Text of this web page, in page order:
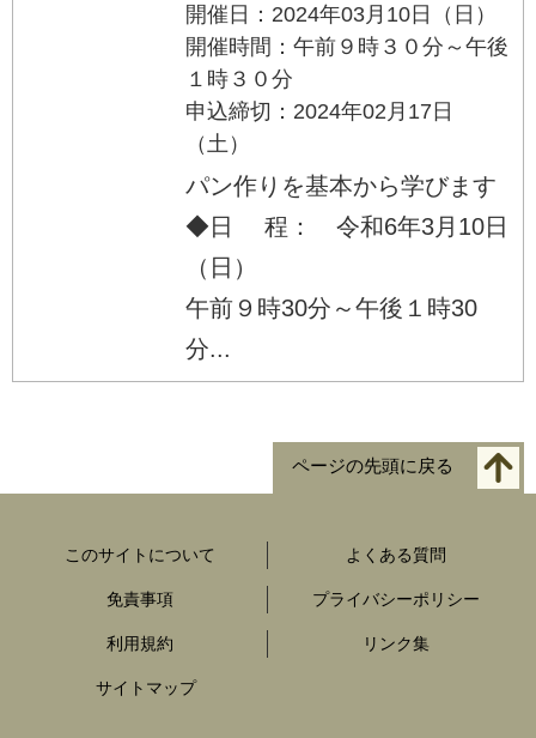
開催日：2024年03月10日（日）
開催時間：午前９時３０分～午後
１時３０分
申込締切：2024年02月17日
（土）
パン作りを基本から学びます
◆日 程： 令和6年3月10日
（日）
午前９時30分～午後１時30
分...
ページの先頭に戻る
このサイトについて よくある質問
免責事項 プライバシーポリシー
利用規約 リンク集
サイトマップ